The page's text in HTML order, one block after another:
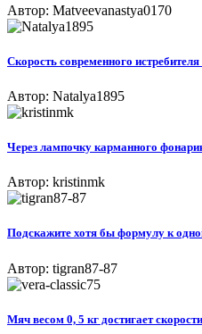
Автор: Matveevanastya0170
Скорость современного
Автор: Natalya1895
Через лампочку карманного
Автор: kristinmk
Подскажите хотя бы формулу к
Автор: tigran87-87
Мяч весом 0, 5 кг достигает